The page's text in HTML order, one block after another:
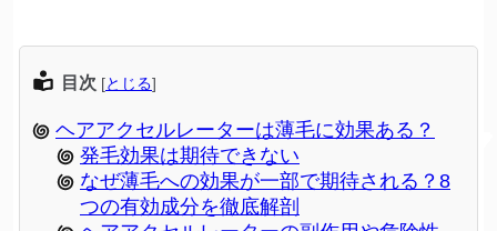
目次 [とじる]
ヘアアクセルレーターは薄毛に効果ある？
発毛効果は期待できない
なぜ薄毛への効果が一部で期待される？8
つの有効成分を徹底解剖